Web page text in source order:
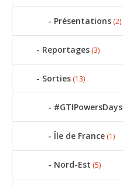
Présentations (2)
Reportages (3)
Sorties (13)
#GTIPowersDays
Île de France (1)
Nord-Est (5)